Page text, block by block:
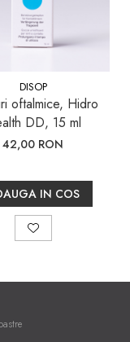
DISOP
oftalmice, Hidro
DD, 15 ml
42,00 RON
IN COS